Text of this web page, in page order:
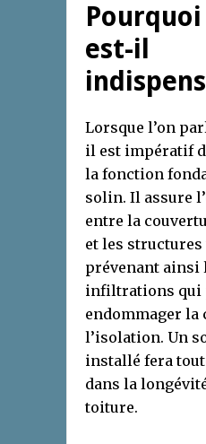
est-il
Lorsque l’on
il est impératif
la fonction
solin. Il assure
entre la
et les
prévenant ainsi
infiltrations qui
endommager la
l’isolation. Un
installé fera
dans la
toiture.